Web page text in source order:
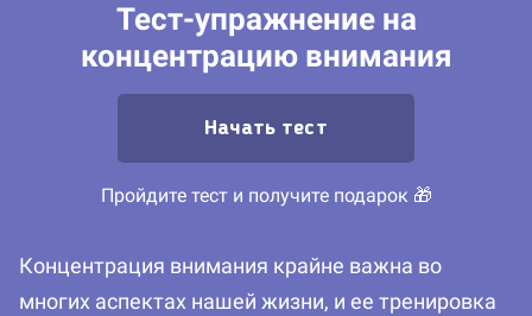
Тест-упражнение на
концентрацию внимания
Начать тест
Пройдите тест и получите подарок 🎁
Концентрация внимания крайне важна во
многих аспектах нашей жизни, и ее тренировка